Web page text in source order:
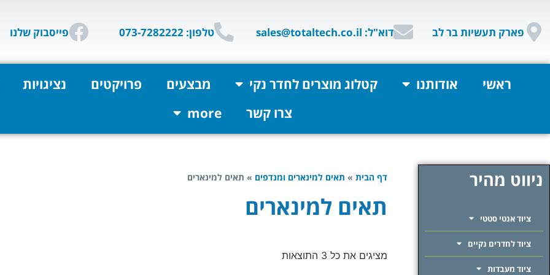
פארק תעשיות בר לב דוא"ל: sales@totaltech.co.il טלפון: 073-7282222 פייסבוק שלנו
ראשי אודותנו קטלוג מוצרים לחדר נקי מבצעים פרויקטים נציגויות
צרו קשר
more
ניווט מהיר
ציוד אנטי סטטי
ציוד לחדרים נקיים
ציוד מעבדות
דף הבית » תאים למינארים ומנדפים » תאים למינארים
תאים למינארים
מציגים את כל ⁦3⁩ התוצאות